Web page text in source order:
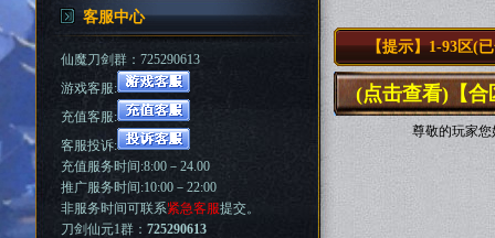
客服中心
仙魔刀剑群：725290613
游戏客服:
充值客服:
客服投诉:
充值服务时间:8:00－24.00
推广服务时间:10:00－22:00
非服务时间可联系紧急客服提交。
刀剑仙元1群： 725290613
【提示】1-93区(
(点击查看)【
尊敬的玩家